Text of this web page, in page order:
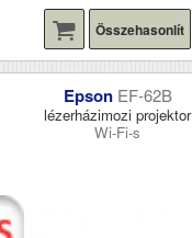
Összehasonlít
Epson EF-62B
lézerházimozi projektor
Wi-Fi-s